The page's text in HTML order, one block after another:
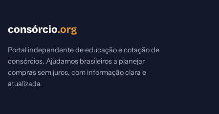
consórcio.org
Portal independente de educação e cotação de
consórcios. Ajudamos brasileiros a planejar
compras sem juros, com informação clara e
atualizada.